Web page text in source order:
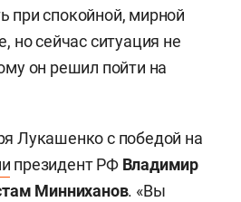
при спокойной, мирной
но сейчас ситуация не
он решил пойти на
Лукашенко с победой на
президент РФ Владимир
Минниханов. «Вы